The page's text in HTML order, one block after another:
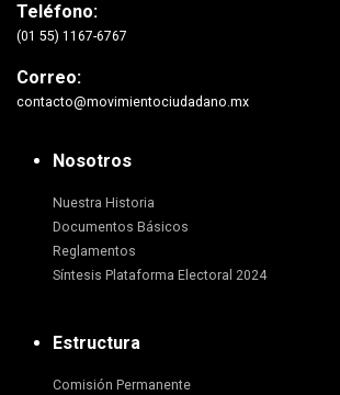
Teléfono:
(01 55) 1167-6767
Correo:
contacto@movimientociudadano.mx
Nosotros
Nuestra Historia
Documentos Básicos
Reglamentos
Síntesis Plataforma Electoral 2024
Estructura
Comisión Permanente